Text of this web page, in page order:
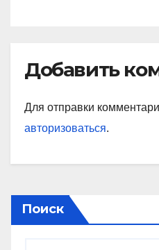
Добавить
Для отправки
авторизоваться.
Поиск